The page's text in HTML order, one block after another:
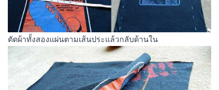
ตัดผ้าทั้งสองแผ่นตามเส้นประแล้วกลับด้านใน